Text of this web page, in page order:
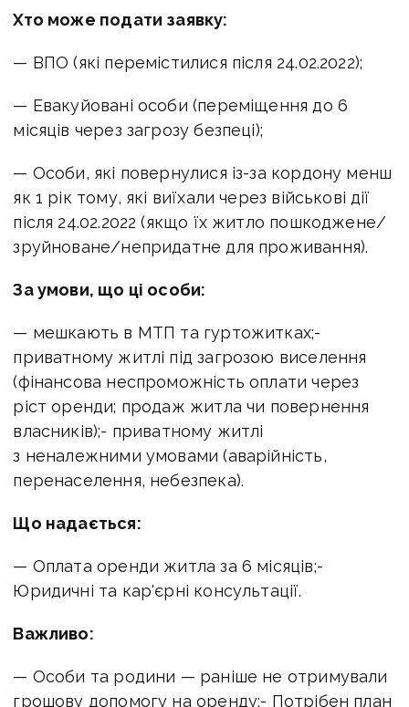
Хто може подати заявку:
— ВПО (які перемістилися після 24.02.2022);
— Евакуйовані особи (переміщення до 6
місяців через загрозу безпеці);
— Особи, які повернулися із-за кордону менш
як 1 рік тому, які виїхали через військові дії
після 24.02.2022 (якщо їх житло пошкоджене/
зруйноване/непридатне для проживання).
За умови, що ці особи:
— мешкають в МТП та гуртожитках;-
приватному житлі під загрозою виселення
(фінансова неспроможність оплати через
ріст оренди; продаж житла чи повернення
власників);- приватному житлі
з неналежними умовами (аварійність,
перенаселення, небезпека).
Що надається:
— Оплата оренди житла за 6 місяців;-
Юридичні та кар'єрні консультації.
Важливо:
— Особи та родини — раніше не отримували
грошову допомогу на оренду;- Потрібен план